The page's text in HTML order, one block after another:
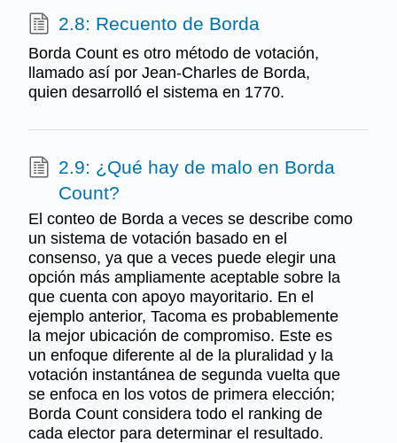
2.8: Recuento de Borda
Borda Count es otro método de votación,
llamado así por Jean-Charles de Borda,
quien desarrolló el sistema en 1770.
2.9: ¿Qué hay de malo en Borda
Count?
El conteo de Borda a veces se describe como
un sistema de votación basado en el
consenso, ya que a veces puede elegir una
opción más ampliamente aceptable sobre la
que cuenta con apoyo mayoritario. En el
ejemplo anterior, Tacoma es probablemente
la mejor ubicación de compromiso. Este es
un enfoque diferente al de la pluralidad y la
votación instantánea de segunda vuelta que
se enfoca en los votos de primera elección;
Borda Count considera todo el ranking de
cada elector para determinar el resultado.